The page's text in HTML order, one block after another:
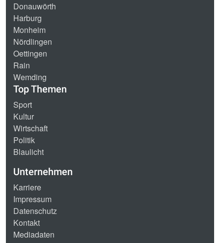
Donauwörth
Harburg
Monheim
Nördlingen
Oettingen
Rain
Wemding
Top Themen
Sport
Kultur
Wirtschaft
Politik
Blaulicht
Unternehmen
Karriere
Impressum
Datenschutz
Kontakt
Mediadaten